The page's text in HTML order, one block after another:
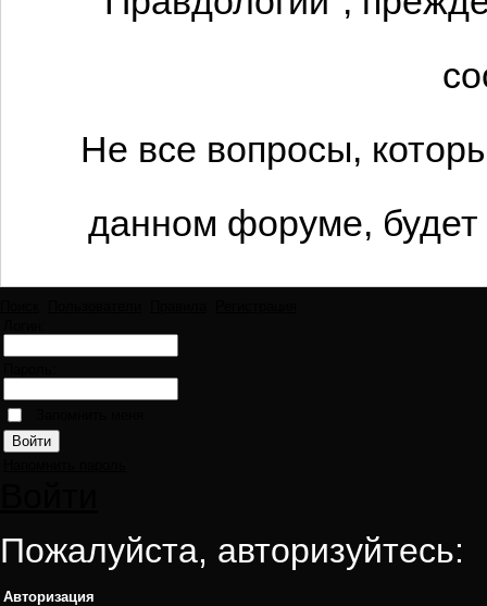
Не все вопросы,
данном форуме,
Пожалуйста, авторизуйтесь:
Авторизация